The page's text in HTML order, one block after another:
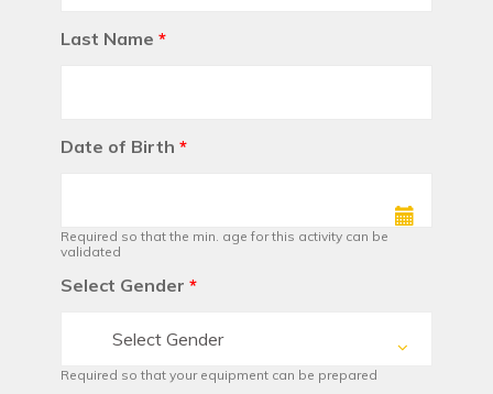
Last Name *
Date of Birth *
Required so that the min. age for this activity can be
validated
Select Gender *
Select Gender
Required so that your equipment can be prepared